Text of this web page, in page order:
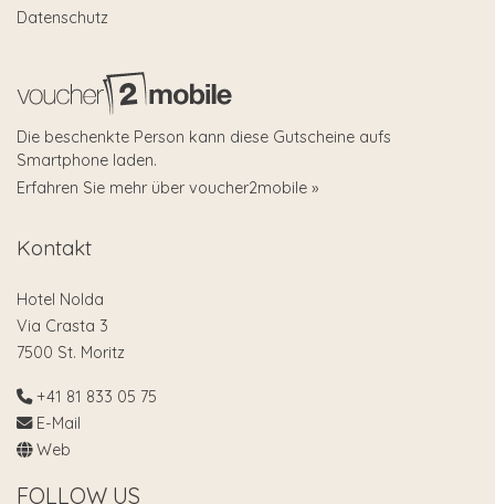
Datenschutz
Die beschenkte Person kann diese Gutscheine aufs
Smartphone laden.
Erfahren Sie mehr über voucher2mobile »
Kontakt
Hotel Nolda
Via Crasta 3
7500 St. Moritz
+41 81 833 05 75
E-Mail
Web
FOLLOW US